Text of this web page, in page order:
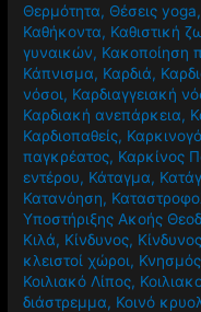
Θερμότητα, Θέσεις yoga,
Καθήκοντα, Καθιστική
γυναικών, Κακοποίηση
Κάπνισμα, Καρδιά,
νόσοι, Καρδιαγγειακή
Καρδιακή ανεπάρκεια,
Καρδιοπαθείς,
παγκρέατος, Καρκίνος
εντέρου, Κάταγμα,
Κατανόηση,
Υποστήριξης Ακοής
Κιλά, Κίνδυνος,
κλειστοί χώροι, Κνησμός
Κοιλιακό Λίπος,
διάστρεμμα, Κοινό